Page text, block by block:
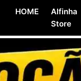
HOME
Alfinha
Store